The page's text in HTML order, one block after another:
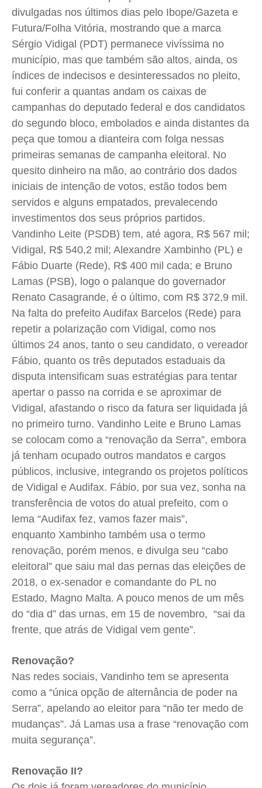
Quem Somos
Expediente
Contato
Anuncie
Termos de Uso
Privacidade
Quem Somos
Expediente
Contato
Anuncie
Termos de Uso
Privacidade
Quem Somos
Expediente
Contato
Anuncie
Termos de Uso
Privacidade
Quem Somos
Expediente
Contato
Anuncie
Termos de Uso
Privacidade
divulgadas nos últimos dias pelo Ibope/Gazeta e
Futura/Folha Vitória, mostrando que a marca
Sérgio Vidigal (PDT) permanece vivíssima no
município, mas que também são altos, ainda, os
índices de indecisos e desinteressados no pleito,
fui conferir a quantas andam os caixas de
campanhas do deputado federal e dos candidatos
do segundo bloco, embolados e ainda distantes da
peça que tomou a dianteira com folga nessas
primeiras semanas de campanha eleitoral. No
quesito dinheiro na mão, ao contrário dos dados
iniciais de intenção de votos, estão todos bem
servidos e alguns empatados, prevalecendo
investimentos dos seus próprios partidos.
Vandinho Leite (PSDB) tem, até agora, R$ 567 mil;
Vidigal, R$ 540,2 mil; Alexandre Xambinho (PL) e
Fábio Duarte (Rede), R$ 400 mil cada; e Bruno
Lamas (PSB), logo o palanque do governador
Renato Casagrande, é o último, com R$ 372,9 mil.
Na falta do prefeito Audifax Barcelos (Rede) para
repetir a polarização com Vidigal, como nos
últimos 24 anos, tanto o seu candidato, o vereador
Fábio, quanto os três deputados estaduais da
disputa intensificam suas estratégias para tentar
apertar o passo na corrida e se aproximar de
Vidigal, afastando o risco da fatura ser liquidada já
no primeiro turno. Vandinho Leite e Bruno Lamas
se colocam como a “renovação da Serra”, embora
já tenham ocupado outros mandatos e cargos
públicos, inclusive, integrando os projetos políticos
de Vidigal e Audifax. Fábio, por sua vez, sonha na
transferência de votos do atual prefeito, com o
lema “Audifax fez, vamos fazer mais”,
enquanto Xambinho também usa o termo
renovação, porém menos, e divulga seu “cabo
eleitoral” que saiu mal das pernas das eleições de
2018, o ex-senador e comandante do PL no
Estado, Magno Malta. A pouco menos de um mês
do “dia d” das urnas, em 15 de novembro, “sai da
frente, que atrás de Vidigal vem gente”.
Renovação?
Nas redes sociais, Vandinho tem se apresenta
como a “única opção de alternância de poder na
Serra”, apelando ao eleitor para “não ter medo de
mudanças”. Já Lamas usa a frase “renovação com
muita segurança”.
Renovação II?